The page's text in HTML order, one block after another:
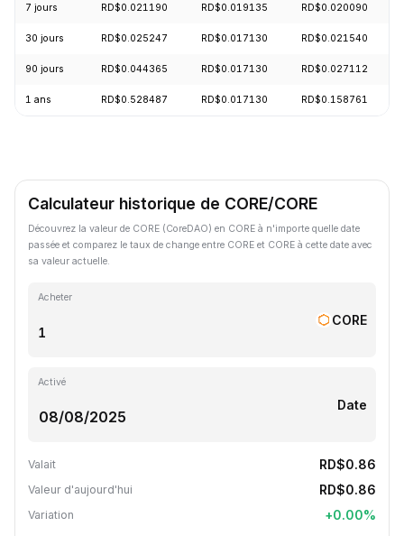
7 jours RD$0.021190 RD$0.019135 RD$0.020090
30 jours RD$0.025247 RD$0.017130 RD$0.021540
90 jours RD$0.044365 RD$0.017130 RD$0.027112
1 ans RD$0.528487 RD$0.017130 RD$0.158761
Calculateur historique de CORE/CORE
Découvrez la valeur de CORE (CoreDAO) en CORE à n'importe quelle date
passée et comparez le taux de change entre CORE et CORE à cette date avec
sa valeur actuelle.
Acheter
CORE
Activé
Date
Valait RD$0.86
Valeur d'aujourd'hui RD$0.86
Variation +0.00%